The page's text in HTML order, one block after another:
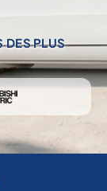
DES PLUS